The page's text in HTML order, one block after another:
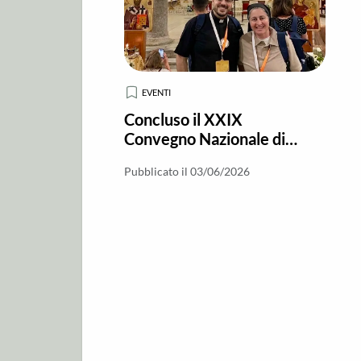
EVENTI
Concluso il XXIX
Convegno Nazionale di
Brindisi
Pubblicato il 03/06/2026